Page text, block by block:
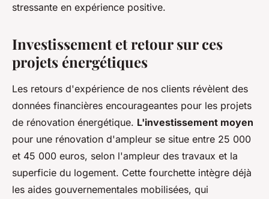
stressante en expérience positive.
Investissement et retour sur ces
projets énergétiques
Les retours d'expérience de nos clients révèlent des
données financières encourageantes pour les projets
de rénovation énergétique. L'investissement moyen
pour une rénovation d'ampleur se situe entre 25 000
et 45 000 euros, selon l'ampleur des travaux et la
superficie du logement. Cette fourchette intègre déjà
les aides gouvernementales mobilisées, qui